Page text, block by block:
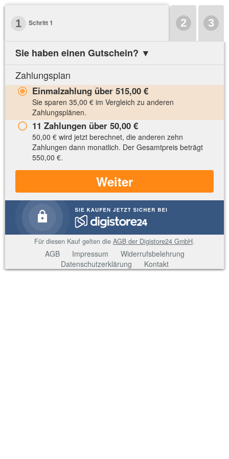
1 Schritt 1 2 3
Sie haben einen Gutschein? ▼
Zahlungsplan
Einmalzahlung über 515,00 €
Sie sparen 35,00 € im Vergleich zu anderen
Zahlungsplänen.
11 Zahlungen über 50,00 €
50,00 € wird jetzt berechnet, die anderen zehn
Zahlungen dann monatlich. Der Gesamtpreis beträgt
550,00 €.
Weiter
Für diesen Kauf gelten die AGB der Digistore24 GmbH.
AGB Impressum
Widerrufsbelehrung
Datenschutzerklärung
Kontakt